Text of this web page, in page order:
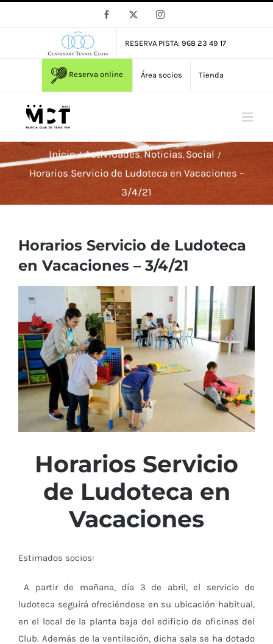
Facebook Instagram
RESERVA PISTA: 968 23 49 17
Reserva online Área socios Tienda
Inicio Actividades Noticias Social
Horarios Servicio de Ludoteca en Vacaciones –
3/4/21
Horarios Servicio de Ludoteca
en Vacaciones – 3/4/21
imagen
más
grande
Horarios Servicio
de Ludoteca en
Vacaciones
Estimados socios:
A partir de mañana, día 3 de abril, el servicio de
ludoteca seguirá ofreciéndose en su ubicación habitual,
en el local de la planta baja del edificio de oficinas del
Club. Además de la ventilación, dicha sala se ha dotado